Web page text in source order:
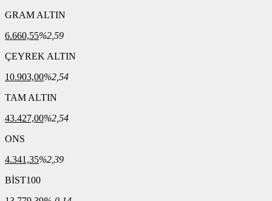
GRAM ALTIN
6.660,55%2,59
ÇEYREK ALTIN
10.903,00%2,54
TAM ALTIN
43.427,00%2,54
ONS
4.341,35%2,39
BİST100